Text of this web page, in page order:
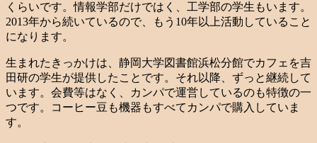
くらいです。情報学部だけではく、工学部の学生もいます。
2013年から続いているので、もう10年以上活動していること
になります。
生まれたきっかけは、静岡大学図書館浜松分館でカフェを吉
田研の学生が提供したことです。それ以降、ずっと継続して
います。会費等はなく、カンパで運営しているのも特徴の一
つです。コーヒー豆も機器もすべてカンパで購入していま
す。